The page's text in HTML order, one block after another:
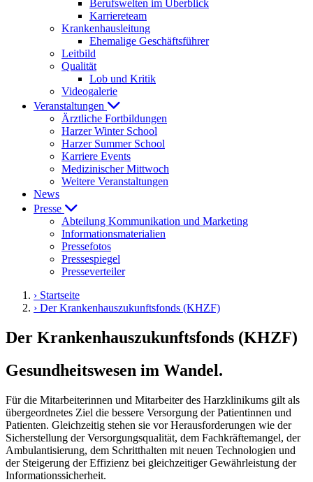
Berufswelten im Überblick
Karriereteam
Krankenhausleitung
Ehemalige Geschäftsführer
Leitbild
Qualität
Lob und Kritik
Videogalerie
Veranstaltungen
Ärztliche Fortbildungen
Harzer Winter School
Harzer Summer School
Karriere Events
Medizinischer Mittwoch
Weitere Veranstaltungen
News
Presse
Abteilung Kommunikation und Marketing
Informationsmaterialien
Pressefotos
Pressespiegel
Presseverteiler
› Startseite
› Der Krankenhauszukunftsfonds (KHZF)
Der Krankenhauszukunftsfonds (KHZF)
Gesundheitswesen im Wandel.
Für die Mitarbeiterinnen und Mitarbeiter des Harzklinikums gilt als
übergeordnetes Ziel die bessere Versorgung der Patientinnen und
Patienten. Gleichzeitig stehen sie vor Herausforderungen wie der
Sicherstellung der Versorgungsqualität, dem Fachkräftemangel, der
Ambulantisierung, dem Schritthalten mit neuen Technologien und
der Steigerung der Effizienz bei gleichzeitiger Gewährleistung der
Informationssicherheit.